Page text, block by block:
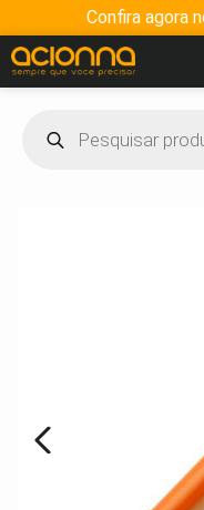
Confira agora